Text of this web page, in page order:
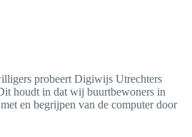
probeert Digiwijs Utrechters
houdt in dat wij buurtbewoners in
en begrijpen van de computer door